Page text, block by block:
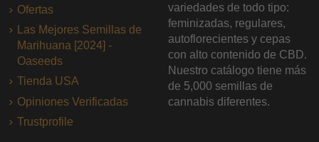
Ofertas
Las Mejores Semillas de
Marihuana [2024] -
Oaseeds
Tienda USA
Opiniones Verificadas
Trustprofile
variedades de todo tipo:
feminizadas, regulares,
autoflorecientes y cepas
con alto contenido de CBD.
Nuestro catálogo tiene más
de 5,000 semillas de
cannabis diferentes.